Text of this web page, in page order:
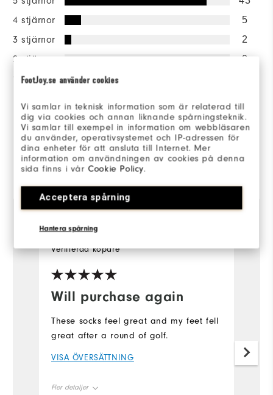
FootJoy.se använder cookies
Vi samlar in teknisk information som är relaterad till
dig via cookies och annan liknande spårningsteknik.
Vi samlar till exempel in information om webbläsaren
du använder, operativsystemet och IP-adressen för
dina enheter för att ansluta till Internet. Mer
information om användningen av cookies på denna
sida finns i vårCookie Policy.
Acceptera spårning
Hantera spårning
4 stjärnor 5
3 stjärnor 2
2 stjärnor 0
1 stjärna
97%
av alla tillfrågade skulle
rekommendera detta för en
vän.
Recenserad av 50 kunder
Will purchase again
Verifierad köpare
These socks feel great and my feet fell
great after a round of golf.
VISA ÖVERSÄTTNING
Fler detaljer